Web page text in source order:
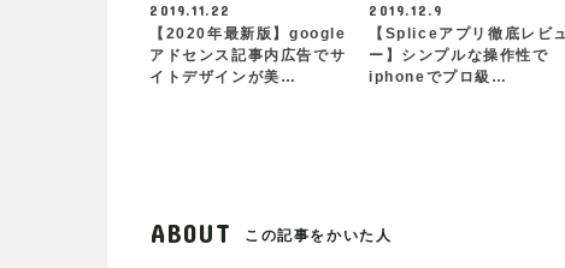
2019.11.22
【2020年最新版】google
アドセンス記事内広告でサ
イトデザインが美…
2019.12.9
【Spliceアプリ徹底レビュ
ー】シンプルな操作性で
iphoneでプロ級…
ABOUT この記事をかいた人